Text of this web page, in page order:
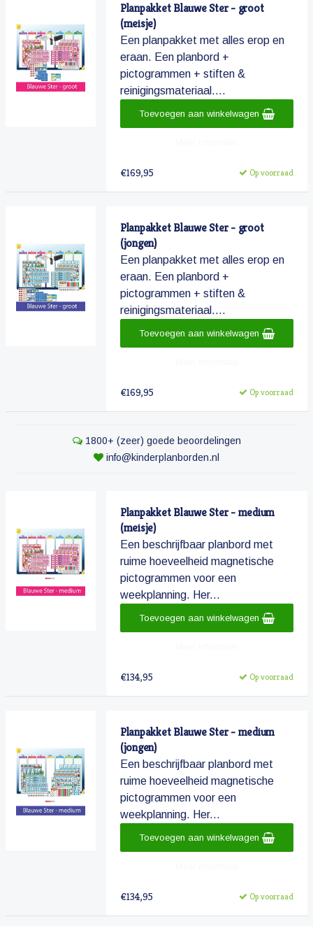
Planpakket Blauwe Ster - groot
(meisje)
Een planpakket met alles erop en
eraan. Een planbord +
pictogrammen + stiften &
reinigingsmateriaal....
€169,95 Op voorraad
Toevoegen aan winkelwagen
Planpakket Blauwe Ster - groot
(jongen)
Een planpakket met alles erop en
eraan. Een planbord +
pictogrammen + stiften &
reinigingsmateriaal....
€169,95 Op voorraad
Toevoegen aan winkelwagen
1800+ (zeer) goede beoordelingen
info@kinderplanborden.nl
Planpakket Blauwe Ster - medium
(meisje)
Een beschrijfbaar planbord met
ruime hoeveelheid magnetische
pictogrammen voor een
weekplanning. Her...
€134,95 Op voorraad
Toevoegen aan winkelwagen
Planpakket Blauwe Ster - medium
(jongen)
Een beschrijfbaar planbord met
ruime hoeveelheid magnetische
pictogrammen voor een
weekplanning. Her...
€134,95 Op voorraad
Toevoegen aan winkelwagen